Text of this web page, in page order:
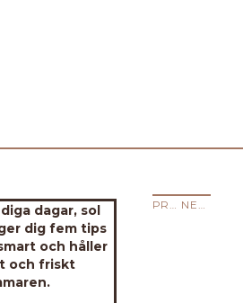
dagar, sol
dig fem tips
och håller
och friskt
PREVIOUS STORY NEXT STORY